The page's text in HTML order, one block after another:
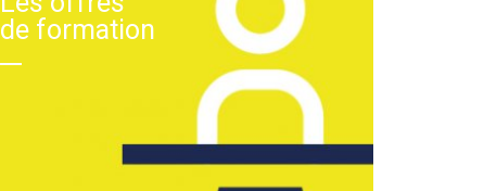
de formation